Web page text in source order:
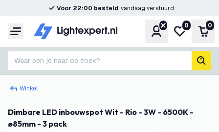
Voor 22:00 besteld, vandaag verstuurd
Menu Account
Mijn
0 0
Waar ben je naar op zoek?
Winkel
Dimbare LED inbouwspot Wit - Rio - 3W - 6500K -
ø85mm - 3 pack